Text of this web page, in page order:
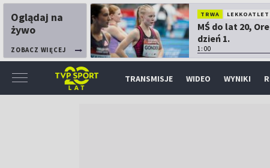
Oglądaj na
żywo
ZOBACZ WIĘCEJ
TRWA
MŚ do lat 20,
dzień 1.
1:00
TRANSMISJE WIDEO WYNIKI